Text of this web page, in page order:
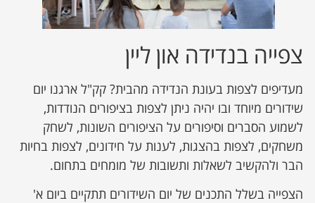
צפייה בנדידה און ליין
מעדיפים לצפות בעונת הנדידה מהבית? קק"ל ארגנו יום
שידורים מיוחד ובו יהיה ניתן לצפות בציפורים הנודדות,
לשמוע הסברים וסיפורים על הציפורים השונות, לשחק
משחקים, לצפות בהצגות, לענות על חידונים, לצפות בחיות
הבר ולהקשיב לשאלות ותשובות של מומחים בתחום.
הצפייה בשלל התכנים של יום השידורים תתקיים ביום א'